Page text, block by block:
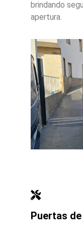
brindando
apertura.
Puertas